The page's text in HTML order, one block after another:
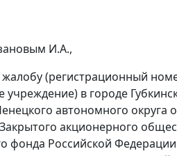
И.А.,
(регистрационный
в городе
автономного округа
акционерного
фонда Российской Федерации